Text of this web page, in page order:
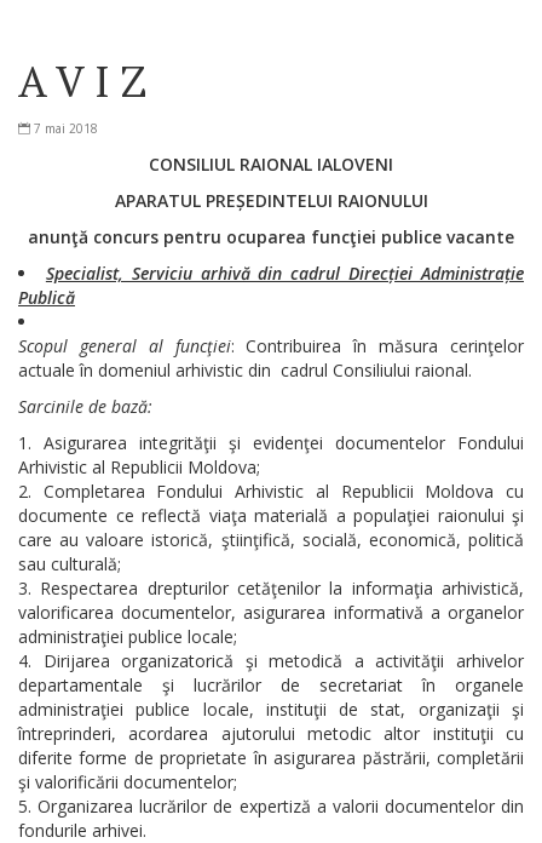
A V I Z
7 mai 2018
CONSILIUL RAIONAL IALOVENI
APARATUL PREȘEDINTELUI RAIONULUI
anunţă concurs pentru ocuparea funcţiei publice vacante
Specialist, Serviciu arhivă din cadrul Direcției Administrație
Publică
Scopul general al funcţiei: Contribuirea în măsura cerinţelor
actuale în domeniul arhivistic din cadrul Consiliului raional.
Sarcinile de bază:
Asigurarea integrităţii şi evidenţei documentelor Fondului
Arhivistic al Republicii Moldova;
Completarea Fondului Arhivistic al Republicii Moldova cu
documente ce reflectă viaţa materială a populaţiei raionului şi
care au valoare istorică, ştiinţifică, socială, economică, politică
sau culturală;
Respectarea drepturilor cetăţenilor la informaţia arhivistică,
valorificarea documentelor, asigurarea informativă a organelor
administraţiei publice locale;
Dirijarea organizatorică şi metodică a activităţii arhivelor
departamentale şi lucrărilor de secretariat în organele
administraţiei publice locale, instituţii de stat, organizaţii şi
întreprinderi, acordarea ajutorului metodic altor instituţii cu
diferite forme de proprietate în asigurarea păstrării, completării
şi valorificării documentelor;
Organizarea lucrărilor de expertiză a valorii documentelor din
fondurile arhivei.